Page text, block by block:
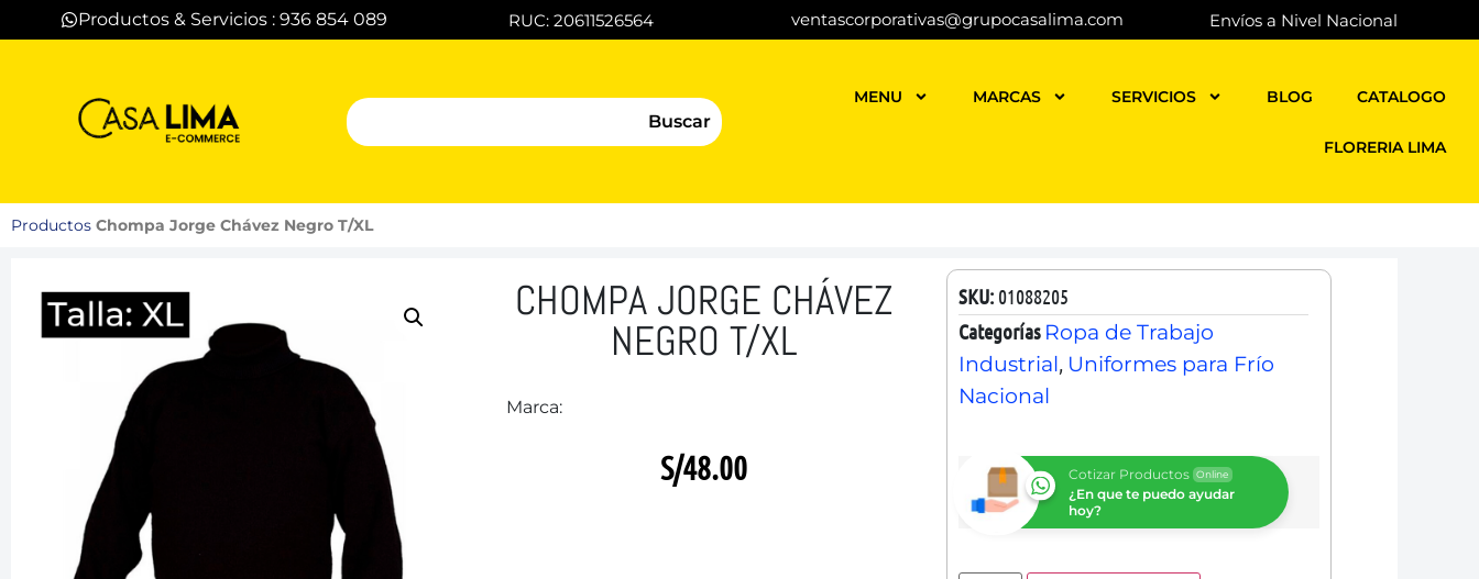
Productos & Servicios : 936 854 089 RUC: 20611526564 ventascorporativas@grupocasalima.com Envíos a Nivel Nacional
Buscar
MENU MARCAS SERVICIOS BLOG CATALOGO
FLORERIA LIMA
Productos Chompa Jorge Chávez Negro T/XL
CHOMPA JORGE CHÁVEZ
NEGRO T/XL
Marca:
S/48.00
SKU: 01088205
Categorías Ropa de Trabajo
Industrial, Uniformes para Frío
Nacional
Cotizar Productos Online
¿En que te puedo ayudar
hoy?